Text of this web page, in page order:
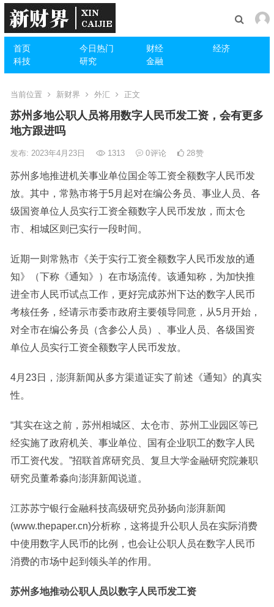
首页 今日热门 财经
经济
科技
研究 金融
当前位置 新财界 外汇 正文
苏州多地公职人员将用数字人民币发工资，会有更多
地方跟进吗
发布: 2023年4月23日 1313 0评论 28赞
苏州多地推进机关事业单位国企等工资全额数字人民币发
放。其中，常熟市将于5月起对在编公务员、事业人员、各
级国资单位人员实行工资全额数字人民币发放，而太仓
市、相城区则已实行一段时间。
近期一则常熟市《关于实行工资全额数字人民币发放的通
知》（下称《通知》）在市场流传。该通知称，为加快推
进全市人民币试点工作，更好完成苏州下达的数字人民币
考核任务，经请示市委市政府主要领导同意，从5月开始，
对全市在编公务员（含参公人员）、事业人员、各级国资
单位人员实行工资全额数字人民币发放。
4月23日，澎湃新闻从多方渠道证实了前述《通知》的真实
性。
“其实在这之前，苏州相城区、太仓市、苏州工业园区等已
经实施了政府机关、事业单位、国有企业职工的数字人民
币工资代发。”招联首席研究员、复旦大学金融研究院兼职
研究员董希淼向澎湃新闻说道。
江苏苏宁银行金融科技高级研究员孙扬向澎湃新闻
(www.thepaper.cn)分析称，这将提升公职人员在实际消费
中使用数字人民币的比例，也会让公职人员在数字人民币
消费的市场中起到领头羊的作用。
苏州多地推动公职人员以数字人民币发工资